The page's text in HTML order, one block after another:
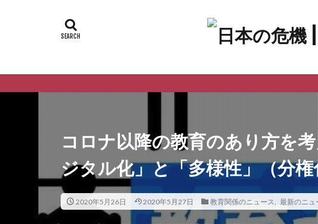
コロナ以降の教育のあり方
ジタル化」と「多様性」（分権
2020年5月26日 2020年5月27日 教育関係のニュース 最新のニュ